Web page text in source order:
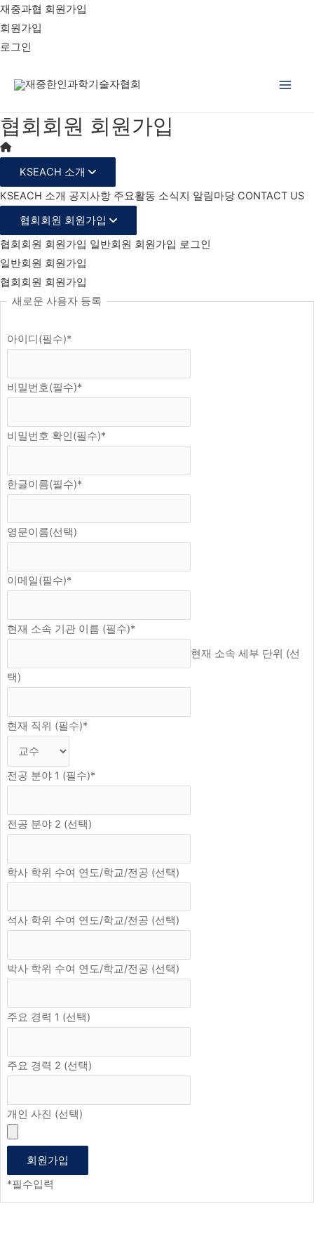
재중과협 회원가입
회원가입
로그인
협회회원 회원가입
KSEACH 소개
KSEACH 소개 공지사항 주요활동 소식지 알림마당 CONTACT US
협회회원 회원가입
협회회원 회원가입 일반회원 회원가입 로그인
일반회원 회원가입
협회회원 회원가입
새로운 사용자 등록
아이디(필수)*
비밀번호(필수)*
비밀번호 확인(필수)*
한글이름(필수)*
영문이름(선택)
이메일(필수)*
현재 소속 기관 이름 (필수)*
현재 소속 세부 단위 (선
택)
현재 직위 (필수)*
전공 분야 1 (필수)*
전공 분야 2 (선택)
학사 학위 수여 연도/학교/전공 (선택)
석사 학위 수여 연도/학교/전공 (선택)
박사 학위 수여 연도/학교/전공 (선택)
주요 경력 1 (선택)
주요 경력 2 (선택)
개인 사진 (선택)
*필수입력